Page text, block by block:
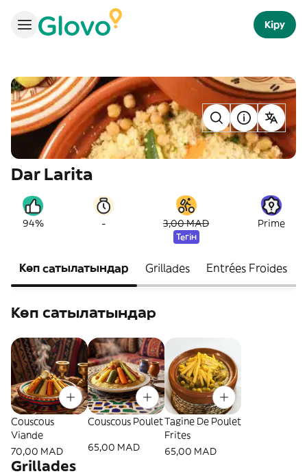
Кіру
Dar Larita
94% - 3,00 MAD
Тегін
Prime
Көп сатылатындар Grillades Entrées Froides
Көп сатылатындар
Couscous
Viande
70,00 MAD
Couscous Poulet
65,00 MAD
Tagine De Poulet
Frites
65,00 MAD
Grillades